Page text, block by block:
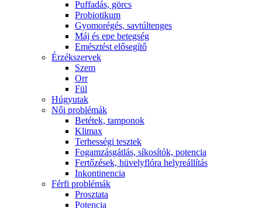
Puffadás, görcs
Probiotikum
Gyomorégés, savtúltenges
Máj és epe betegség
Emésztést elősegítő
Érzékszervek
Szem
Orr
Fül
Húgyutak
Női problémák
Betétek, tamponok
Klimax
Terhességi tesztek
Fogamzásgátlás, síkosítók, potencia
Fertőzések, hüvelyflóra helyreállítás
Inkontinencia
Férfi problémák
Prosztata
Potencia